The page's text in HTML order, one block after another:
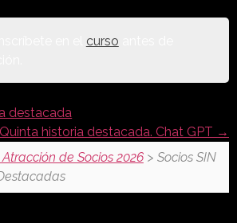
curso
destacada
historia destacada. Chat GPT
de Socios 2026> Socios SIN